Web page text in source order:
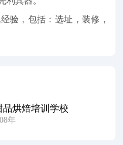
验，包括：选址，装修，
品烘焙培训学校
年